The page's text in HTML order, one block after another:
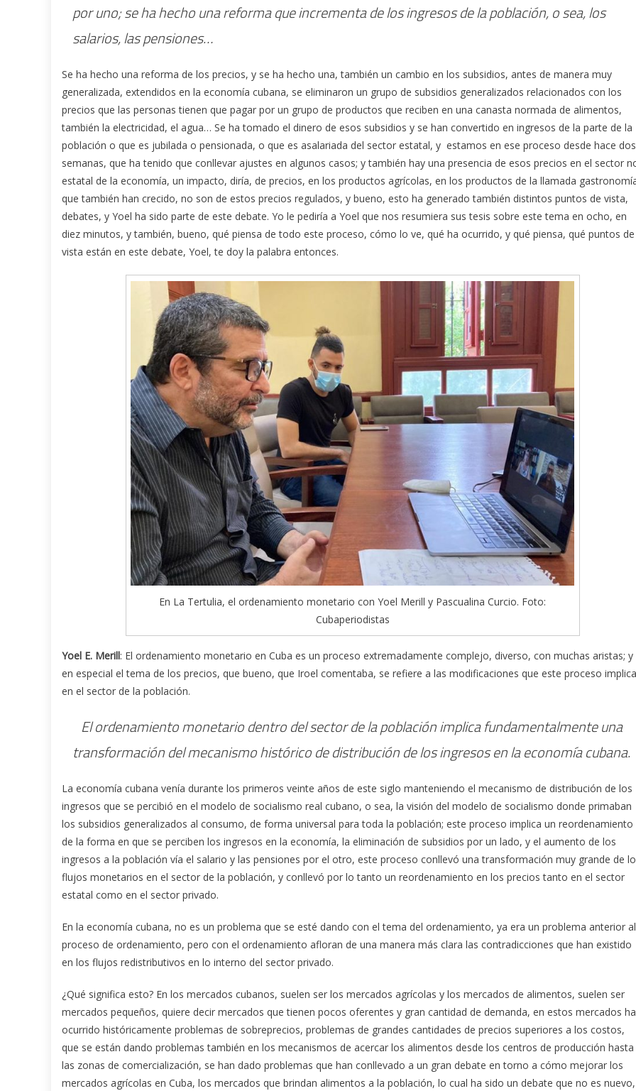
por uno; se ha hecho una reforma que incrementa de los ingresos de la población, o sea, los
salarios, las pensiones…
Se ha hecho una reforma de los precios, y se ha hecho una, también un cambio en los subsidios, antes de manera muy
generalizada, extendidos en la economía cubana, se eliminaron un grupo de subsidios generalizados relacionados con los
precios que las personas tienen que pagar por un grupo de productos que reciben en una canasta normada de alimentos,
también la electricidad, el agua… Se ha tomado el dinero de esos subsidios y se han convertido en ingresos de la parte de la
población o que es jubilada o pensionada, o que es asalariada del sector estatal, y estamos en ese proceso desde hace dos
semanas, que ha tenido que conllevar ajustes en algunos casos; y también hay una presencia de esos precios en el sector
estatal de la economía, un impacto, diría, de precios, en los productos agrícolas, en los productos de la llamada
que también han crecido, no son de estos precios regulados, y bueno, esto ha generado también distintos puntos de vista,
debates, y Yoel ha sido parte de este debate. Yo le pediría a Yoel que nos resumiera sus tesis sobre este tema en ocho, en
diez minutos, y también, bueno, qué piensa de todo este proceso, cómo lo ve, qué ha ocurrido, y qué piensa, qué puntos de
vista están en este debate, Yoel, te doy la palabra entonces.
En La Tertulia, el ordenamiento monetario con Yoel Merill y Pascualina Curcio. Foto:
Cubaperiodistas
Yoel E. Merill: El ordenamiento monetario en Cuba es un proceso extremadamente complejo, diverso, con muchas aristas; y
en especial el tema de los precios, que bueno, que Iroel comentaba, se refiere a las modificaciones que este proceso implica
en el sector de la población.
El ordenamiento monetario dentro del sector de la población implica fundamentalmente una
transformación del mecanismo histórico de distribución de los ingresos en la economía cubana.
La economía cubana venía durante los primeros veinte años de este siglo manteniendo el mecanismo de distribución de los
ingresos que se percibió en el modelo de socialismo real cubano, o sea, la visión del modelo de socialismo donde primaban
los subsidios generalizados al consumo, de forma universal para toda la población; este proceso implica un reordenamiento
de la forma en que se perciben los ingresos en la economía, la eliminación de subsidios por un lado, y el aumento de los
ingresos a la población vía el salario y las pensiones por el otro, este proceso conllevó una transformación muy grande de
flujos monetarios en el sector de la población, y conllevó por lo tanto un reordenamiento en los precios tanto en el sector
estatal como en el sector privado.
En la economía cubana, no es un problema que se esté dando con el tema del ordenamiento, ya era un problema anterior al
proceso de ordenamiento, pero con el ordenamiento afloran de una manera más clara las contradicciones que han existido
en los flujos redistributivos en lo interno del sector privado.
¿Qué significa esto? En los mercados cubanos, suelen ser los mercados agrícolas y los mercados de alimentos, suelen ser
mercados pequeños, quiere decir mercados que tienen pocos oferentes y gran cantidad de demanda, en estos mercados
ocurrido históricamente problemas de sobreprecios, problemas de grandes cantidades de precios superiores a los costos,
que se están dando problemas también en los mecanismos de acercar los alimentos desde los centros de producción hasta
las zonas de comercialización, se han dado problemas que han conllevado a un gran debate en torno a cómo mejorar los
mercados agrícolas en Cuba, los mercados que brindan alimentos a la población, lo cual ha sido un debate que no es nuevo,